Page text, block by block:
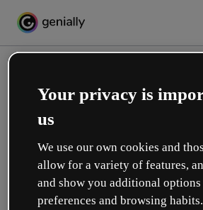
Erstelle dein
Your privacy is
us
We use our own cookies and
allow for a variety of features,
and show you additional
preferences and browsing